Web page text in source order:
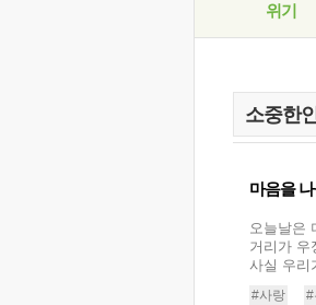
위기
마음을
오늘날은
거리가 우
사실 우리
#사랑 #